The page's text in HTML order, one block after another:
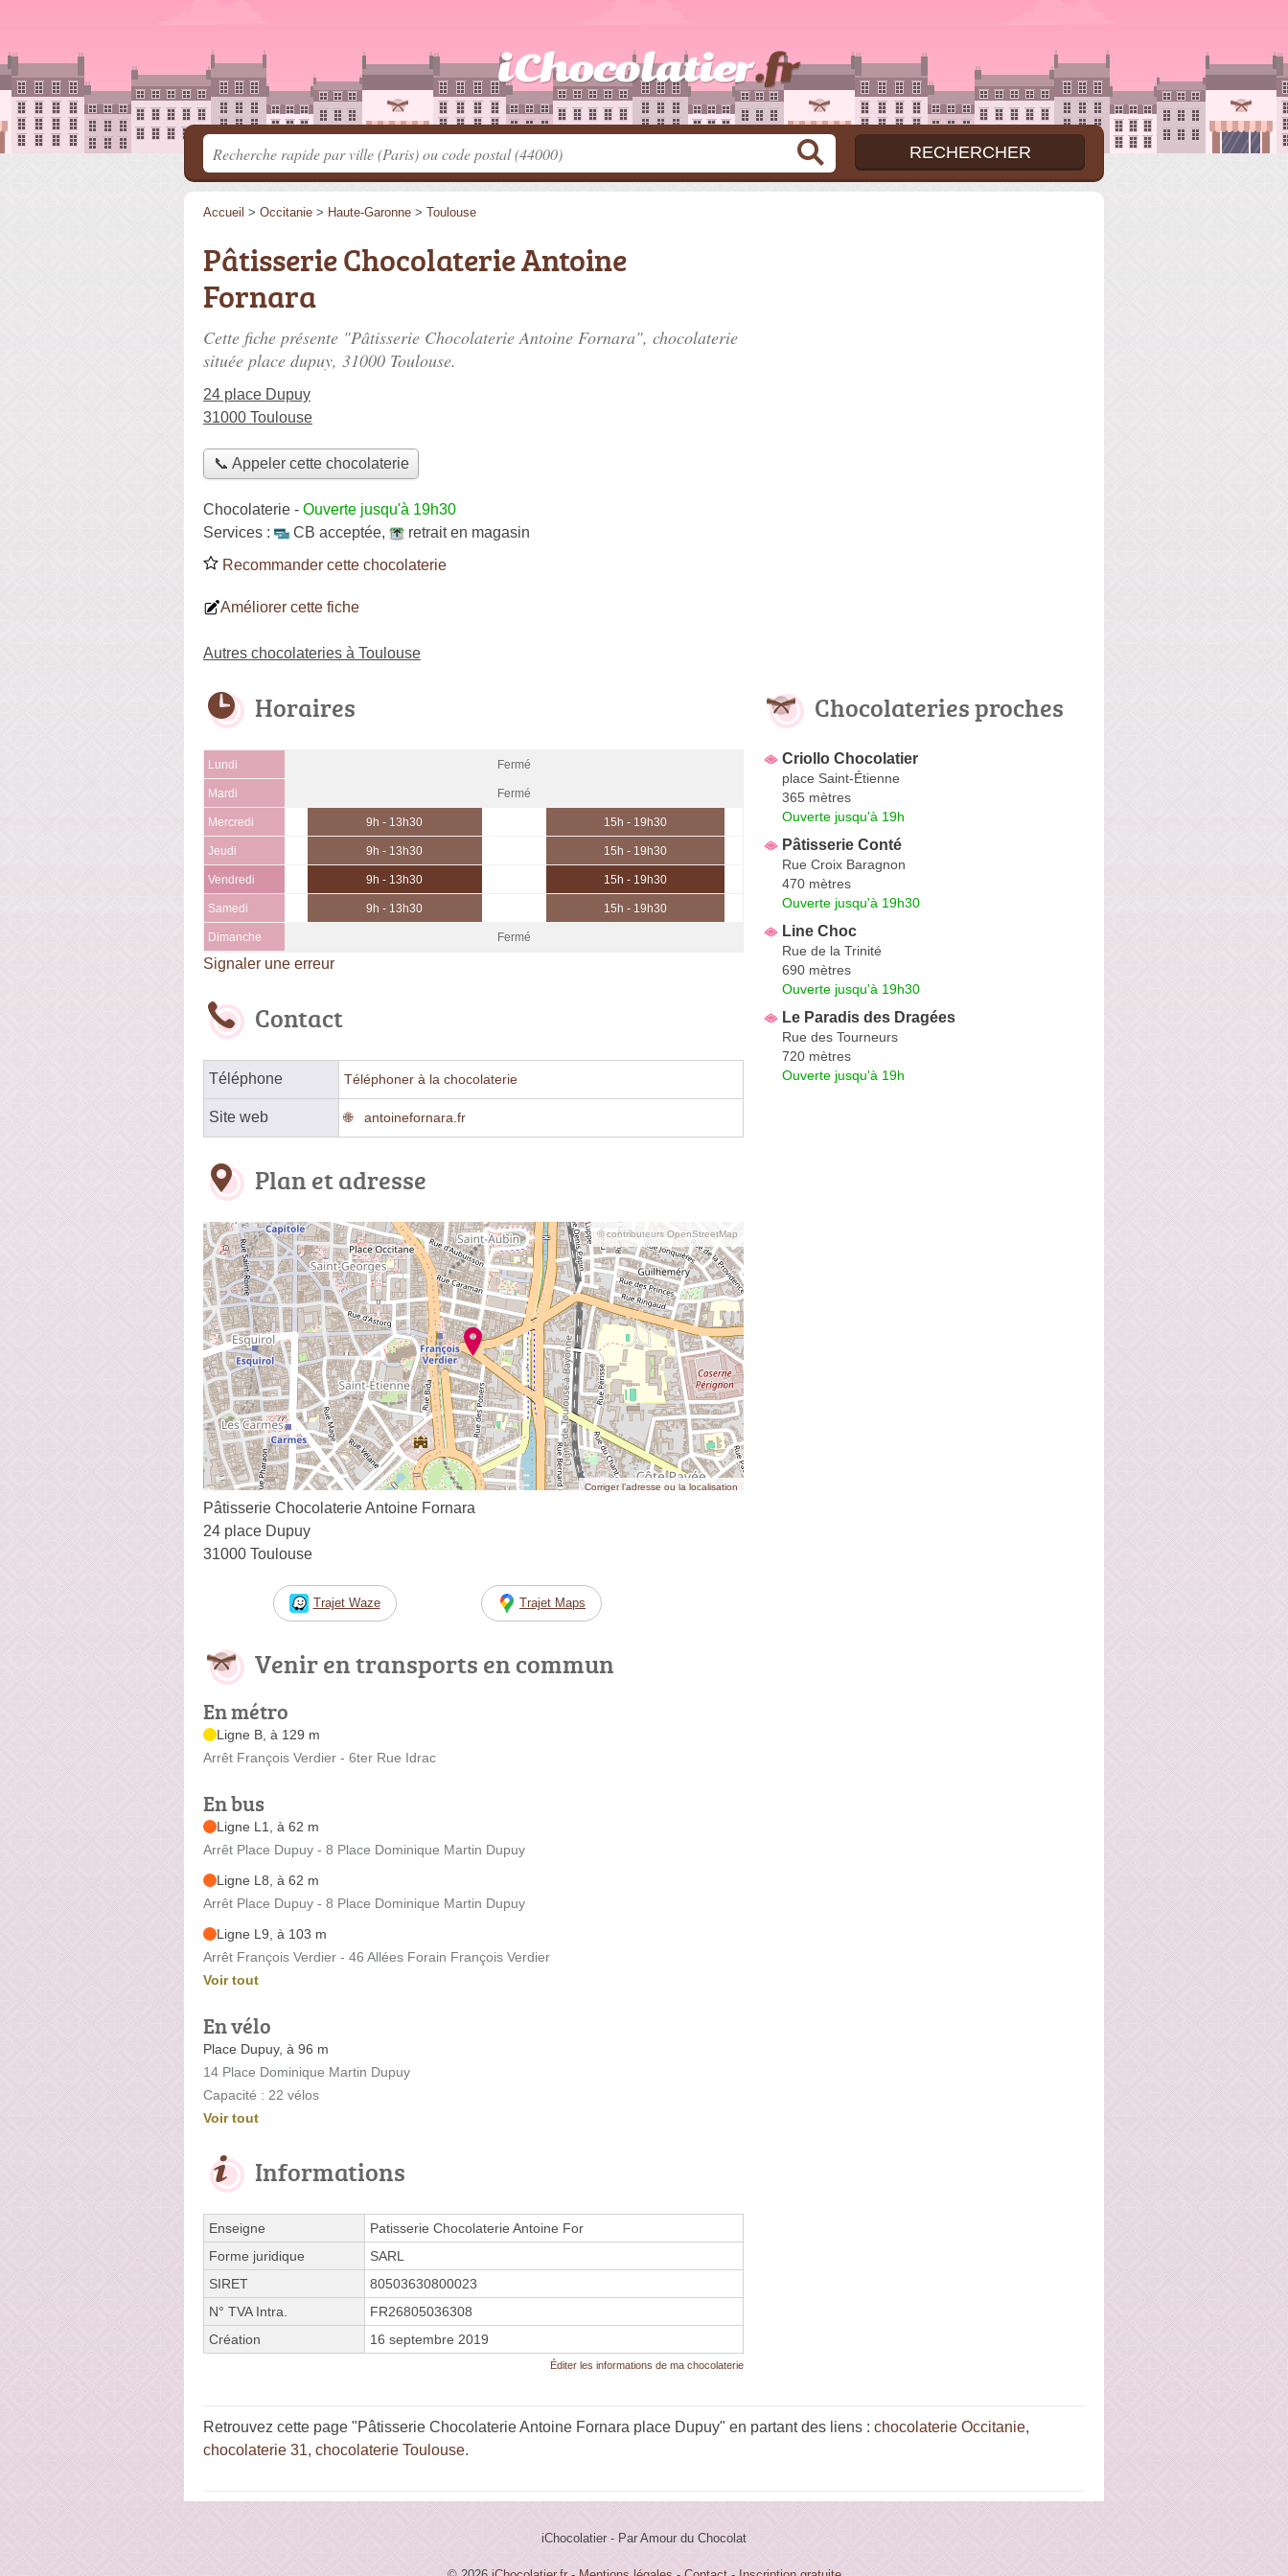
Accueil > Occitanie > Haute-Garonne > Toulouse
Pâtisserie Chocolaterie Antoine
Fornara
Cette fiche présente "Pâtisserie Chocolaterie Antoine Fornara", chocolaterie
située place dupuy, 31000 Toulouse.
24 place Dupuy
31000 Toulouse
📞 Appeler cette chocolaterie
Chocolaterie - Ouverte jusqu'à 19h30
Services :
CB acceptée,
retrait en magasin
Recommander cette chocolaterie
Améliorer cette fiche
Autres chocolateries à Toulouse
Horaires
Lundi Fermé
Mardi Fermé
Mercredi 9h - 13h30 15h - 19h30
Jeudi 9h - 13h30 15h - 19h30
Vendredi 9h - 13h30 15h - 19h30
Samedi 9h - 13h30 15h - 19h30
Dimanche Fermé
Signaler une erreur
Contact
Téléphone Téléphoner à la chocolaterie
Site web antoinefornara.fr
Plan et adresse
© contributeurs OpenStreetMap
Corriger l’adresse ou la localisation
Pâtisserie Chocolaterie Antoine Fornara
24 place Dupuy
31000 Toulouse
Trajet Waze Trajet Maps
Venir en transports en commun
En métro
Ligne B, à 129 m
Arrêt François Verdier - 6ter Rue Idrac
En bus
Ligne L1, à 62 m
Arrêt Place Dupuy - 8 Place Dominique Martin Dupuy
Ligne L8, à 62 m
Arrêt Place Dupuy - 8 Place Dominique Martin Dupuy
Ligne L9, à 103 m
Arrêt François Verdier - 46 Allées Forain François Verdier
Voir tout
En vélo
Place Dupuy, à 96 m
14 Place Dominique Martin Dupuy
Capacité : 22 vélos
Voir tout
Informations
Enseigne
Patisserie Chocolaterie Antoine For
Forme juridique
SARL
SIRET
80503630800023
N° TVA Intra.
FR26805036308
Création
16 septembre 2019
Éditer les informations de ma chocolaterie
Chocolateries proches
Criollo Chocolatier
place Saint-Étienne
365 mètres
Ouverte jusqu'à 19h
Pâtisserie Conté
Rue Croix Baragnon
470 mètres
Ouverte jusqu'à 19h30
Line Choc
Rue de la Trinité
690 mètres
Ouverte jusqu'à 19h30
Le Paradis des Dragées
Rue des Tourneurs
720 mètres
Ouverte jusqu'à 19h
Retrouvez cette page "Pâtisserie Chocolaterie Antoine Fornara place Dupuy" en partant des liens : chocolaterie Occitanie,
chocolaterie 31, chocolaterie Toulouse.
iChocolatier - Par Amour du Chocolat